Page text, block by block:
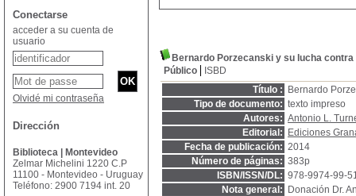
Bernardo Porzecanski y su lucha
Público
ISBD
Título :
Bernardo
Tipo de documento: texto impreso
Autores: Antonio L.
Editorial:
Ediciones
Fecha de publicación: 2014
Número de páginas: 383p
ISBN/ISSN/DL: 978-9974-99-
Nota general:
Donación Dr.
Conectarse
acceder a su cuenta de
usuario
Olvidé mi contraseña
Dirección
Biblioteca | Montevideo
Zelmar Michelini 1220 C.P
11100 - Montevideo - Uruguay
Teléfono: 2900 7194 int. 20